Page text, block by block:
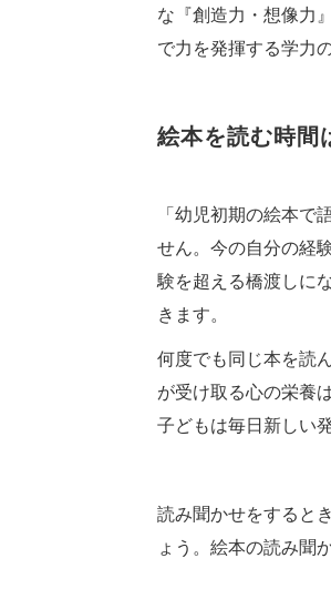
な『創造力・想像力
で力を発揮する学力
絵本を読む時間
「幼児初期の絵本で
せん。今の自分の経
験を超える橋渡しに
きます。
何度でも同じ本を読
が受け取る心の栄養
子どもは毎日新しい
読み聞かせをすると
ょう。絵本の読み聞